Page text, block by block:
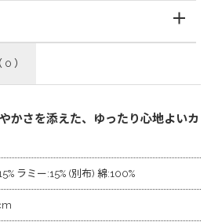
0 ）
かさを添えた、ゆったり心地よいカ
ラミー:15% (別布) 綿:100%